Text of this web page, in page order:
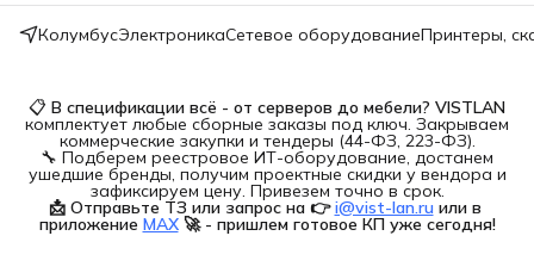
Пришлите запрос на e-mail или в чат
КолумбусЭлектроникаСетевое оборудованиеПринтеры,
📋 В спецификации всё - от серверов до мебели? VISTLAN
комплектует любые сборные заказы под ключ. Закрываем
коммерческие закупки и тендеры (44-ФЗ, 223-ФЗ).
🔧 Подберем реестровое ИТ-оборудование, достанем
ушедшие бренды, получим проектные скидки у вендора и
зафиксируем цену. Привезем точно в срок.
📩 Отправьте ТЗ или запрос на 👉 i@vist-lan.ru или в
приложение MAX 🚀 - пришлем готовое КП уже сегодня!